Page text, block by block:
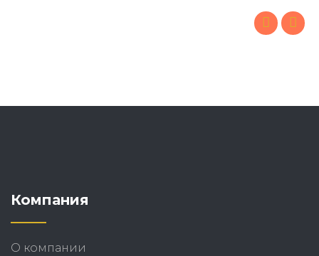
Компания
О компании